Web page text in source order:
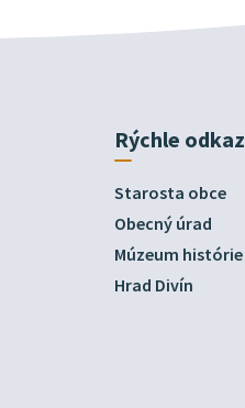
Rýchle
Starosta obce
Obecný úrad
Múzeum
Hrad Divín